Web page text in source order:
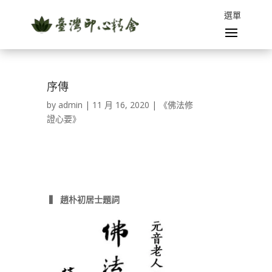
序傳
by admin | 11 月 16, 2020 |
《佛法修
證心要》
▍ 趙朴初居士題詞